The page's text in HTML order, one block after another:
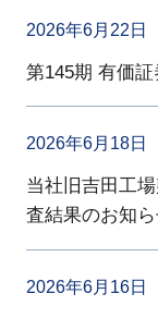
2026年6月22日
第145期 有価
2026年6月18日
当社旧吉田工
査結果のお知
2026年6月16日